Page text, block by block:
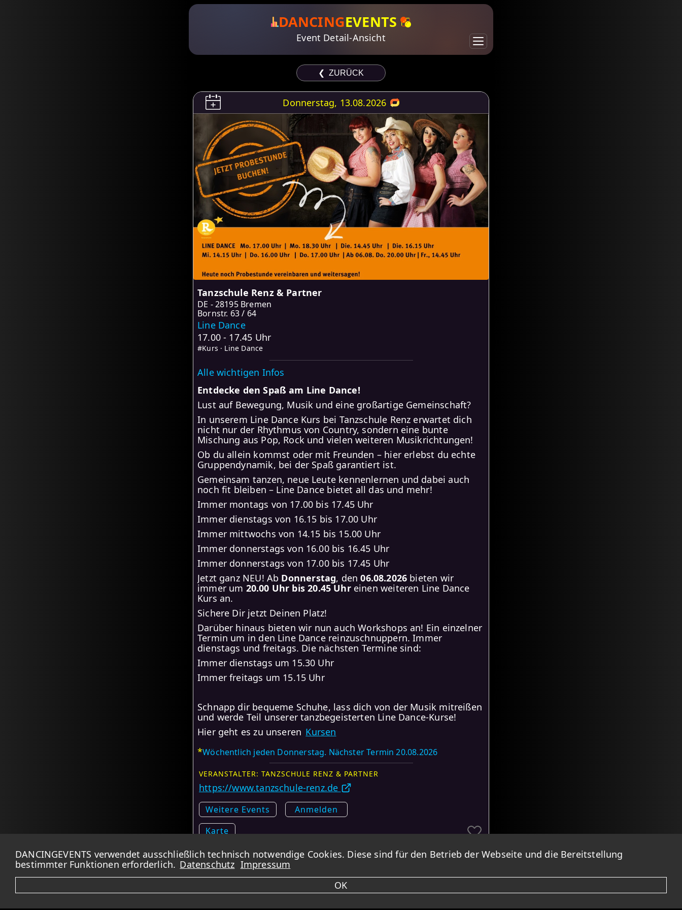
DANCINGEVENTS
Event Detail-Ansicht
❮ ZURÜCK
Donnerstag, 13.08.2026
Tanzschule Renz & Partner
DE
28195 Bremen
Bornstr. 63 / 64
Line Dance
17.00 - 17.45 Uhr
#Kurs · Line Dance
Alle wichtigen Infos
Entdecke den Spaß am Line Dance!
Lust auf Bewegung, Musik und eine großartige Gemeinschaft?
In unserem Line Dance Kurs bei Tanzschule Renz erwartet dich
nicht nur der Rhythmus von Country, sondern eine bunte
Mischung aus Pop, Rock und vielen weiteren Musikrichtungen!
Ob du allein kommst oder mit Freunden – hier erlebst du echte
Gruppendynamik, bei der Spaß garantiert ist.
Gemeinsam tanzen, neue Leute kennenlernen und dabei auch
noch fit bleiben – Line Dance bietet all das und mehr!
Immer montags von 17.00 bis 17.45 Uhr
Immer dienstags von 16.15 bis 17.00 Uhr
Immer mittwochs von 14.15 bis 15.00 Uhr
Immer donnerstags von 16.00 bis 16.45 Uhr
Immer donnerstags von 17.00 bis 17.45 Uhr
Jetzt ganz NEU! Ab Donnerstag, den06.08.2026 bieten wir
immer um 20.00 Uhr bis 20.45 Uhr einen weiteren Line Dance
Kurs an.
Sichere Dir jetzt Deinen Platz!
Darüber hinaus bieten wir nun auch Workshops an! Ein einzelner
Termin um in den Line Dance reinzuschnuppern. Immer
dienstags und freitags. Die nächsten Termine sind:
Immer dienstags um 15.30 Uhr
Immer freitags um 15.15 Uhr
Schnapp dir bequeme Schuhe, lass dich von der Musik mitreißen
und werde Teil unserer tanzbegeisterten Line Dance-Kurse!
Hier geht es zu unseren Kursen
*Wöchentlich jeden Donnerstag. Nächster Termin 20.08.2026
VERANSTALTER: TANZSCHULE RENZ & PARTNER
https://www.tanzschule-renz.de
Weitere Events
Anmelden
Karte
*DANCINGEVENTS übernimmt KEINE GARANTIE für die Korrektheit der Daten.Bei
Wiederholungsterminen kann es vorkommen, dass Feiertage und Ferien ausgeschlossen sind. Bitte
Datenschutz -
DANCINGEVENTS verwendet ausschließlich technisch notwendige Cookies. Diese sind für den Betrieb der Webseite und die Bereitstellung
bestimmter Funktionen erforderlich. Datenschutz Impressum
OK